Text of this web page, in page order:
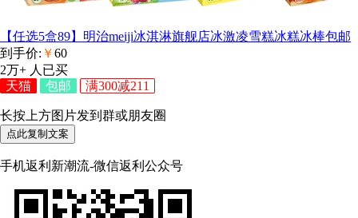
【任选5盒89】明治meiji冰淇淋旗舰店冰激凌雪糕冰糕冰棒包邮
到手价: ￥60
2万+ 人已买
天猫
包邮 满300减211
长按上方图片发到群或朋友圈
点此复制文案
手机返利新潮流-微信返利公众号